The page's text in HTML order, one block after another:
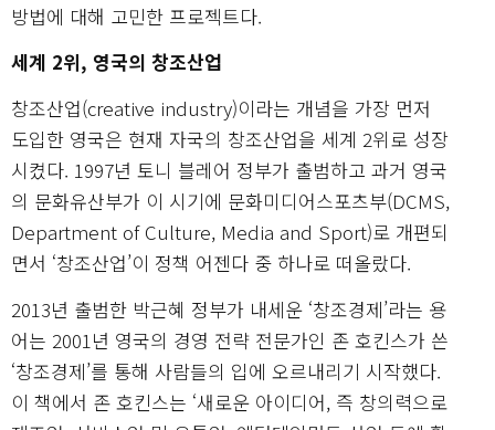
방법에 대해 고민한 프로젝트다.
세계 2위, 영국의 창조산업
창조산업(creative industry)이라는 개념을 가장 먼저
도입한 영국은 현재 자국의 창조산업을 세계 2위로 성장
시켰다. 1997년 토니 블레어 정부가 출범하고 과거 영국
의 문화유산부가 이 시기에 문화미디어스포츠부(DCMS,
Department of Culture, Media and Sport)로 개편되
면서 ‘창조산업’이 정책 어젠다 중 하나로 떠올랐다.
2013년 출범한 박근혜 정부가 내세운 ‘창조경제’라는 용
어는 2001년 영국의 경영 전략 전문가인 존 호킨스가 쓴
‘창조경제’를 통해 사람들의 입에 오르내리기 시작했다.
이 책에서 존 호킨스는 ‘새로운 아이디어, 즉 창의력으로